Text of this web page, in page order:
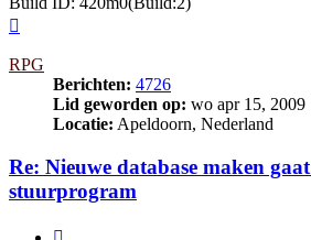
RPG
Berichten: 4726
Lid geworden op: wo apr 15, 2009
Locatie: Apeldoorn, Nederland
Re: Nieuwe database maken
stuurprogram